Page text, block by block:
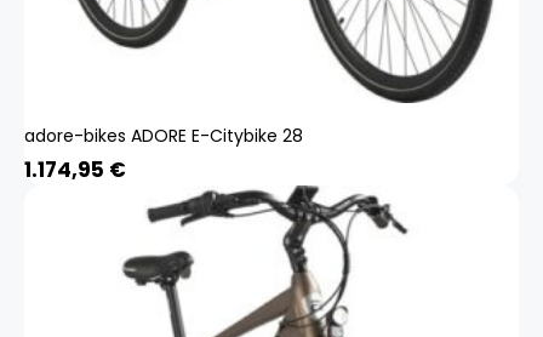
adore-bikes ADORE E-Citybike 28
1.174,95 €